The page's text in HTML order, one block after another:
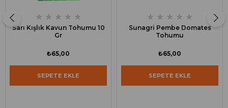
★ ★ ★ ★ ★
Sarı Kışlık Kavun Tohumu 10
Gr
₺65,00
SEPETE EKLE
★ ★ ★ ★ ★
Sunagri Pembe Domates
Tohumu
₺65,00
SEPETE EKLE